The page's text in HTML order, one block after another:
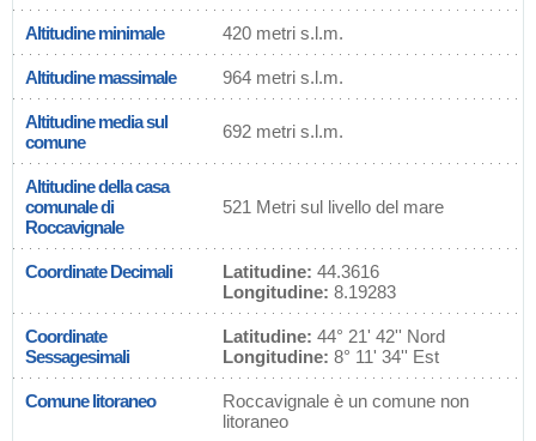
Altitudine minimale 420 metri s.l.m.
Altitudine massimale 964 metri s.l.m.
Altitudine media sul
comune
692 metri s.l.m.
Altitudine della casa
comunale di
Roccavignale
521 Metri sul livello del mare
Coordinate Decimali Latitudine: 44.3616
Longitudine: 8.19283
Coordinate
Sessagesimali
Latitudine: 44° 21' 42'' Nord
Longitudine: 8° 11' 34'' Est
Comune litoraneo
Roccavignale è un comune non
litoraneo